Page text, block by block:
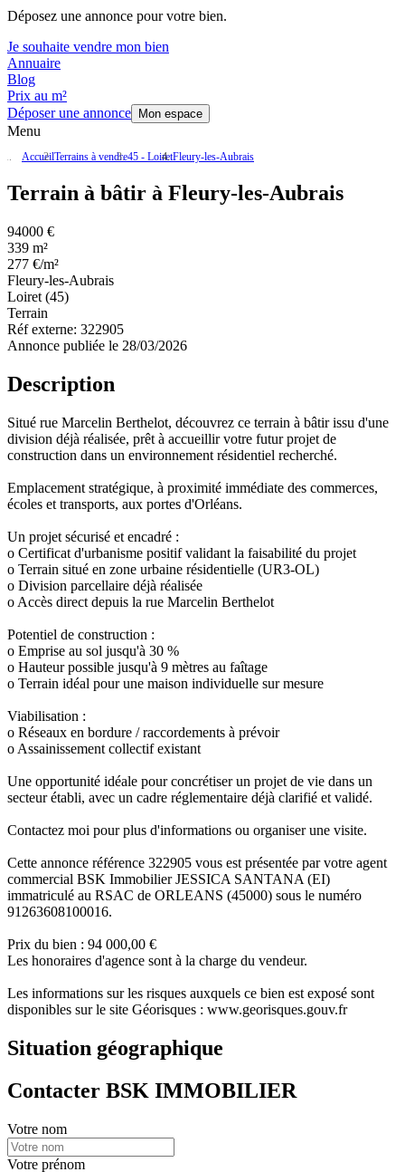
Déposez une annonce pour votre bien.
Je souhaite vendre mon bien
Annuaire
Blog
Prix au m²
Déposer une annonce
Mon espace
Menu
AccueilTerrains à vendre45 - LoiretFleury-les-Aubrais
Terrain à bâtir à Fleury-les-Aubrais
94000 €
339 m²
277 €/m²
Fleury-les-Aubrais
Loiret (45)
Terrain
Réf externe: 322905
Annonce publiée le 28/03/2026
Description
Situé rue Marcelin Berthelot, découvrez ce terrain à bâtir issu d'une
division déjà réalisée, prêt à accueillir votre futur projet de
construction dans un environnement résidentiel recherché.
Emplacement stratégique, à proximité immédiate des commerces,
écoles et transports, aux portes d'Orléans.
Un projet sécurisé et encadré :
o Certificat d'urbanisme positif validant la faisabilité du projet
o Terrain situé en zone urbaine résidentielle (UR3-OL)
o Division parcellaire déjà réalisée
o Accès direct depuis la rue Marcelin Berthelot
Potentiel de construction :
o Emprise au sol jusqu'à 30 %
o Hauteur possible jusqu'à 9 mètres au faîtage
o Terrain idéal pour une maison individuelle sur mesure
Viabilisation :
o Réseaux en bordure / raccordements à prévoir
o Assainissement collectif existant
Une opportunité idéale pour concrétiser un projet de vie dans un
secteur établi, avec un cadre réglementaire déjà clarifié et validé.
Contactez moi pour plus d'informations ou organiser une visite.
Cette annonce référence 322905 vous est présentée par votre agent
commercial BSK Immobilier JESSICA SANTANA (EI)
immatriculé au RSAC de ORLEANS (45000) sous le numéro
91263608100016.
Prix du bien : 94 000,00 €
Les honoraires d'agence sont à la charge du vendeur.
Les informations sur les risques auxquels ce bien est exposé sont
disponibles sur le site Géorisques : www.georisques.gouv.fr
Situation géographique
Contacter BSK IMMOBILIER
Votre nom
Votre prénom